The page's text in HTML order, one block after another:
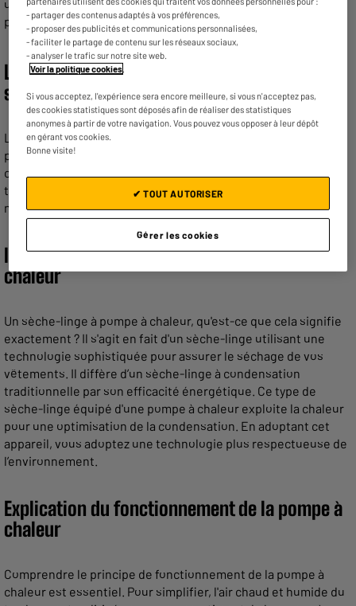
un entretien régulier est crucial pour optimiser sa
performance.
Les avantages et inconvénients d'un
smartphone
Le smartphoneoffre un grand nombre d’avantages, mais
possède cependant quelques inconvénients à prendre en
considération. Découvrez toutes les raisons d’avoir un
téléphone nouvelle génération et faites votre sélection parmi
notre grande gamme de téléphonie mobile !
Introduction aux sèche-linges à pompe à
chaleur
Un sèche-linge à pompe à chaleur, qu'est-ce que cela signifie
exactement ? Il s'agit en fait d'un sèche-linge utilisant une
technologie sophistiquée pour assurer le séchage de vos
vêtements. Il diffère d’un sèche-linge à condensation
traditionnelle par son efficacité énergétique. Ce type de
sèche-linge équipé d'une pompe à chaleur exploite la chaleur
pour une optimisation de la condensation. En adoptant cet
appareil, vous adoptez une technologie plus respectueuse de
l’environnement.
Explication du fonctionnement de la pompe à
chaleur
Comprendre le principe de fonctionnement de la pompe à
chaleur est essentiel. Pour simplifier, l'air chaud et humide du
- partager des contenus adaptés à vos préférences,
- proposer des publicités et communications personnalisées,
- faciliter le partage de contenu sur les réseaux sociaux,
- analyser le trafic sur notre site web.
Voir la politique cookies
Si vous acceptez, l'expérience sera encore meilleure, si vous n'acceptez pas,
des cookies statistiques sont déposés afin de réaliser des statistiques
anonymes à partir de votre navigation. Vous pouvez vous opposer à leur dépôt
en gérant vos cookies.
Bonne visite!
Gérer les cookies
✔ TOUT AUTORISER